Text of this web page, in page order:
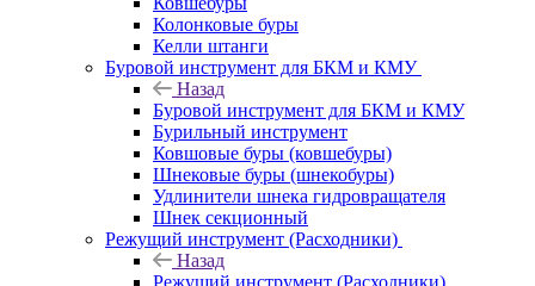
Колонковые буры
Келли штанги
Буровой инструмент для БКМ и КМУ
Назад
Буровой инструмент для БКМ и КМУ
Бурильный инструмент
Ковшовые буры (ковшебуры)
Шнековые буры (шнекобуры)
Удлинители шнека гидровращателя
Шнек секционный
Режущий инструмент (Расходники)
Назад
Режущий инструмент (Расходники)